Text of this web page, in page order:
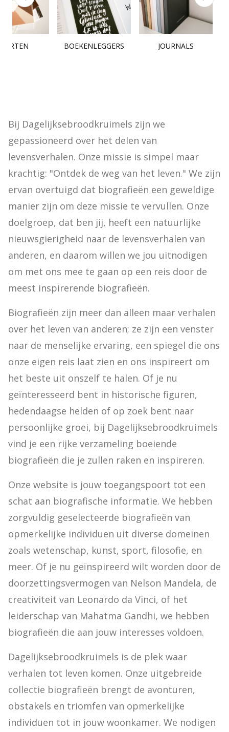
BOEKENLEGGERS JOURNALS
Bij Dagelijksebroodkruimels zijn we
gepassioneerd over het delen van
levensverhalen. Onze missie is simpel maar
krachtig: "Ontdek de weg van het leven." We zijn
ervan overtuigd dat biografieën een geweldige
manier zijn om deze missie te vervullen. Onze
doelgroep, dat ben jij, heeft een natuurlijke
nieuwsgierigheid naar de levensverhalen van
anderen, en daarom willen we jou uitnodigen
om met ons mee te gaan op een reis door de
meest inspirerende biografieën.
Biografieën zijn meer dan alleen maar verhalen
over het leven van anderen; ze zijn een venster
naar de menselijke ervaring, een spiegel die ons
onze eigen reis laat zien en ons inspireert om
het beste uit onszelf te halen. Of je nu
geïnteresseerd bent in historische figuren,
hedendaagse helden of op zoek bent naar
persoonlijke groei, bij Dagelijksebroodkruimels
vind je een rijke verzameling boeiende
biografieën die je zullen raken en inspireren.
Onze website is jouw toegangspoort tot een
schat aan biografische informatie. We hebben
zorgvuldig geselecteerde biografieën van
opmerkelijke individuen uit diverse domeinen
zoals wetenschap, kunst, sport, filosofie, en
meer. Of je nu geïnspireerd wilt worden door de
doorzettingsvermogen van Nelson Mandela, de
creativiteit van Leonardo da Vinci, of het
leiderschap van Mahatma Gandhi, we hebben
biografieën die aan jouw interesses voldoen.
Dagelijksebroodkruimels is de plek waar
verhalen tot leven komen. Onze uitgebreide
collectie biografieën brengt de avonturen,
obstakels en triomfen van opmerkelijke
individuen tot in jouw woonkamer. We nodigen